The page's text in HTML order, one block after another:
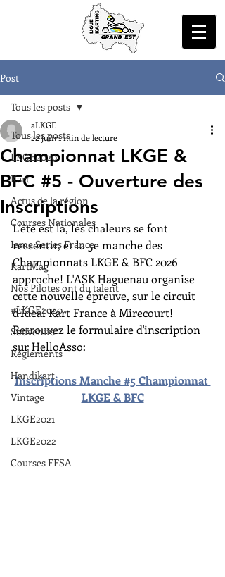
Post
Tous les posts
LKGE2020
Kart
Actus de la région
Courses Nationales
Iame Series France
KartMag
Nos Pilotes ont du talent
#LKGE2020
Souvenirs
Règlements
Handikart
Vintage
LKGE2021
LKGE2022
Courses FFSA
Tous les posts
Championnat LKGE &
BFC #5 - Ouverture des
Inscriptions
aLKGE
22 juin1 min de lecture
L'été est là, les chaleurs se font
ressentir, et la 5e manche des
Championnats LKGE & BFC 2026
approche! L'ASK Haguenau organise
cette nouvelle épreuve, sur le circuit
d'Ideal Kart France à Mirecourt!
Retrouvez le formulaire d'inscription
sur HelloAsso:
Inscriptions Manche #5 Championnat
LKGE & BFC